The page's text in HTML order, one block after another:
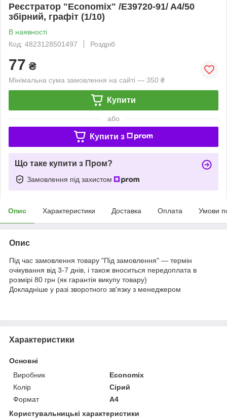
Реєстратор "Economix" /E39720-91/ A4/50
збірний, графіт (1/10)
В наявності
Код: 4823128501497
Роздріб
77 ₴
Мінімальна сума замовлення на сайті — 350 ₴
Купити
або
Купити з
Що таке купити з Пром?
Замовлення під захистом
Опис Характеристики Доставка Оплата Умови
Опис
Під час замовлення товару "Під замовлення" — термін
очікування від 3-7 днів, і також вноситься передоплата в
розмірі 80 грн (як гарантія викупу товару)
Докладніше у разі зворотного зв'язку з менеджером
Характеристики
Основні
Виробник
Economix
Колір
Сірий
Формат
A4
Користувальницькі характеристики